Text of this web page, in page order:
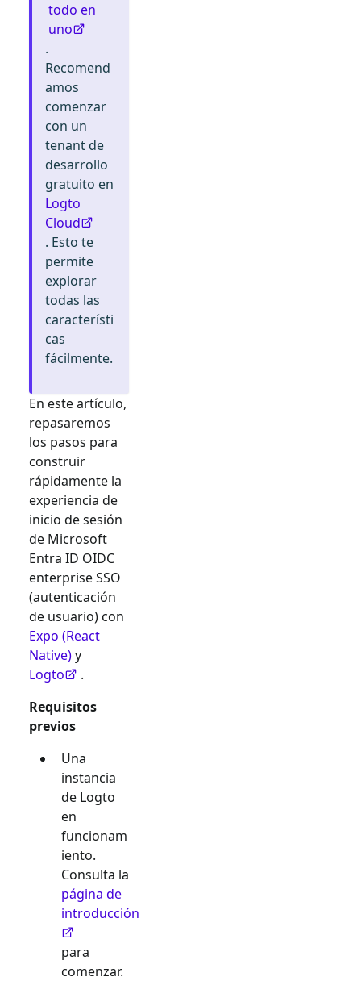
todo en
uno
.
Recomend
amos
comenzar
con un
tenant de
desarrollo
gratuito en
Logto
Cloud
. Esto te
permite
explorar
todas las
característi
cas
fácilmente.
En este artículo,
repasaremos
los pasos para
construir
rápidamente la
experiencia de
inicio de sesión
de Microsoft
Entra ID OIDC
enterprise SSO
(autenticación
de usuario) con
Expo (React
Native)y
Logto
.
Requisitos
previos
Una
instancia
de Logto
en
funcionam
iento.
Consulta la
página de
introducción
para
comenzar.